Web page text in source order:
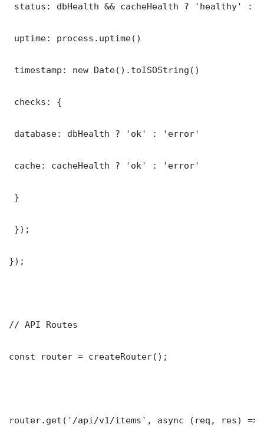
status: dbHealth && cacheHealth ? 'healthy' :
uptime: process.uptime()
timestamp: new Date().toISOString()
checks: {
database: dbHealth ? 'ok' : 'error'
cache: cacheHealth ? 'ok' : 'error'
}
});
});
// API Routes
const router = createRouter();
router.get('/api/v1/items', async (req, res) =>